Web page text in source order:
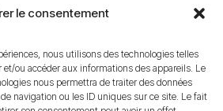
le consentement
nous utilisons des technologies telles
et/ou accéder aux informations des appareils. Le
nous permettra de traiter des données
navigation ou les ID uniques sur ce site. Le fait
© 2026 Androuet